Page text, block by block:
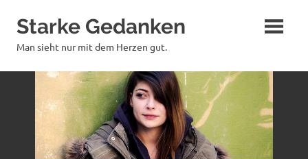
Inhalt
springen
Starke Gedanken
Man sieht nur mit dem Herzen gut.